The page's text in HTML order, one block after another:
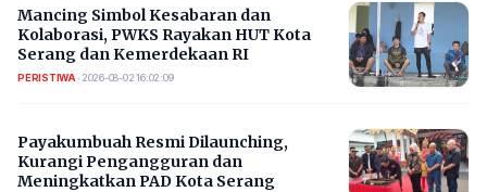
Mancing Simbol Kesabaran dan
Kolaborasi, PWKS Rayakan HUT Kota
Serang dan Kemerdekaan RI
PERISTIWA• 2026-08-02 16:02:09
Payakumbuah Resmi Dilaunching,
Kurangi Pengangguran dan
Meningkatkan PAD Kota Serang